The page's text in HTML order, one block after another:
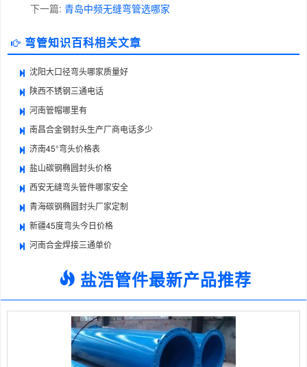
下一篇: 青岛中频无缝弯管选哪家
弯管知识百科相关文章
沈阳大口径弯头哪家质量好
陕西不锈钢三通电话
河南管帽哪里有
南昌合金钢封头生产厂商电话多少
济南45°弯头价格表
盐山碳钢椭圆封头价格
西安无缝弯头管件哪家安全
青海碳钢椭圆封头厂家定制
新疆45度弯头今日价格
河南合金焊接三通单价
盐浩管件最新产品推荐